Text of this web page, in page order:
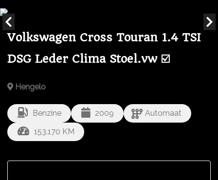
Volkswagen Cross Touran 1.4 TSI
DSG Leder Clima Stoel.vw ☑️
Hengelo
Benzine 2009
Automaat
153.170 KM